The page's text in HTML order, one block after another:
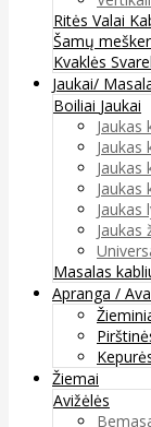
Ritės Valai
Šamų
Kvaklės
Jaukai/
Boiliai Jaukai
Jaukas
Jaukas
Jaukas
Jaukas
Jaukas
Jaukas
Masalas
Apranga /
Žiemai
Avižėlės